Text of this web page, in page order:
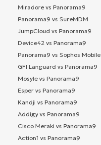
Miradore vs Panorama9
Panorama9 vs SureMDM
JumpCloud vs Panorama9
Device42 vs Panorama9
Panorama9 vs Sophos Mobile
GFI Languard vs Panorama9
Mosyle vs Panorama9
Esper vs Panorama9
Kandji vs Panorama9
Addigy vs Panorama9
Cisco Meraki vs Panorama9
Action1 vs Panorama9